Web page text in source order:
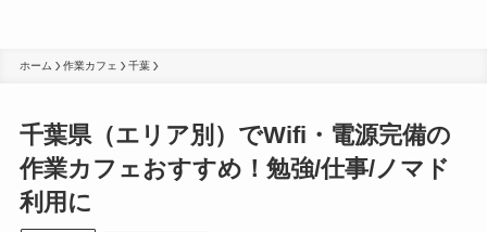
ホーム 作業カフェ 千葉
千葉県（エリア別）でWifi・電源完備の
作業カフェおすすめ！勉強/仕事/ノマド
利用に